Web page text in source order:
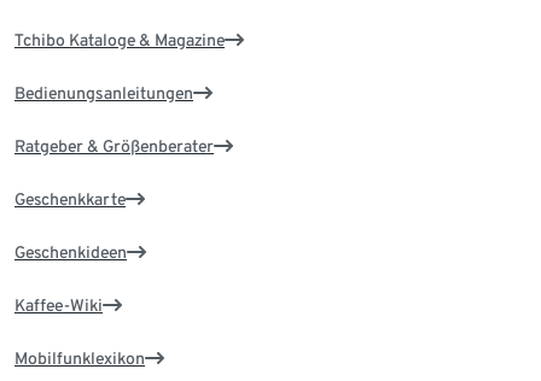
Tchibo Kataloge & Magazine
Bedienungsanleitungen
Ratgeber & Größenberater
Geschenkkarte
Geschenkideen
Kaffee-Wiki
Mobilfunklexikon